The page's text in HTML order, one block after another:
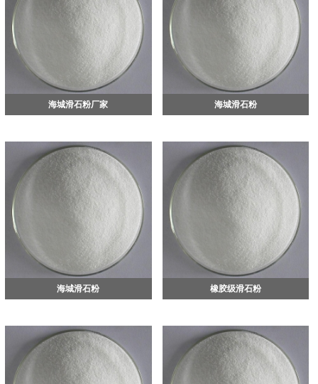
海城滑石粉厂家 海城滑石粉
海城滑石粉 橡胶级滑石粉